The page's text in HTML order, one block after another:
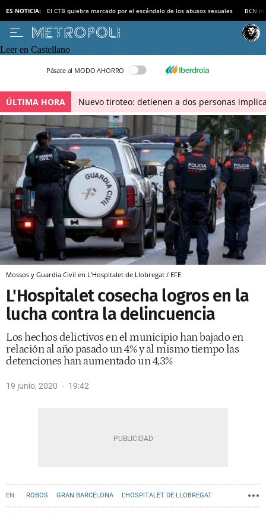
ES NOTICIA: El CTB quiebra marcado por el escándalo de los abusos sexuales BCN
Leer en Castellano
Pásate al MODO AHORRO
ÚLTIMA HORA Nuevo tiroteo: detienen a dos personas
Mossos y Guardia Civil en L'Hospitalet de Llobregat / EFE
L'Hospitalet cosecha logros en la
lucha contra la delincuencia
Los hechos delictivos en el municipio han bajado en
relación al año pasado un 4% y al mismo tiempo las
detenciones han aumentado un 4,3%
19 junio, 2020 19:42
ROBOS GRAN BARCELONA L'HOSPITALET DE LLOBREGAT